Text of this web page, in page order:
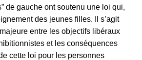
de gauche ont soutenu une loi qui,
des jeunes filles. Il s’agit
entre les objectifs libéraux
et les conséquences
cette loi pour les personnes